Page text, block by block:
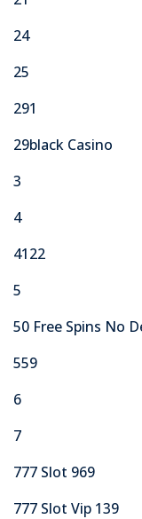
24
25
291
29black Casino
3
4
4122
5
50 Free Spins No
559
6
7
777 Slot 969
777 Slot Vip 139